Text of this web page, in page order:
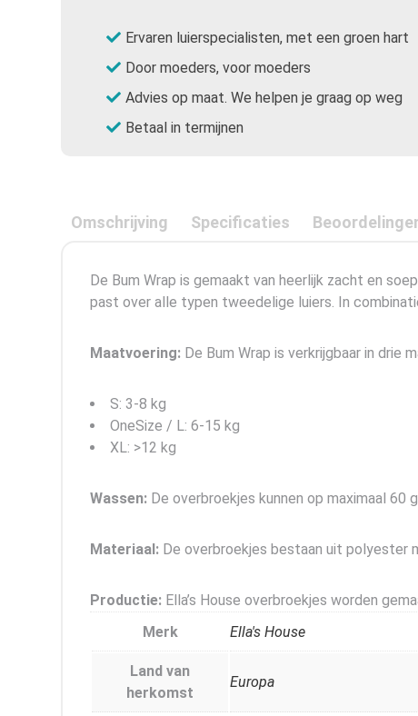
Ervaren luierspecialisten, met een groen hart
Door moeders, voor moeders
Advies op maat. We helpen je graag op weg
Betaal in termijnen
Omschrijving Specificaties
De Bum Wrap is gemaakt van heerlijk zacht en
past over alle typen tweedelige luiers. In
Maatvoering: De Bum Wrap is verkrijgbaar in drie
S: 3-8 kg
OneSize / L: 6-15 kg
XL: >12 kg
Wassen: De overbroekjes kunnen op maximaal 60
Materiaal: De overbroekjes bestaan uit polyester
Productie: Ella’s House overbroekjes worden
Merk
Ella's House
Land van
herkomst
Europa